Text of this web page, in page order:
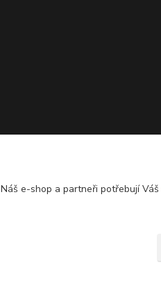
Náš e-shop a partneři potřebují Váš